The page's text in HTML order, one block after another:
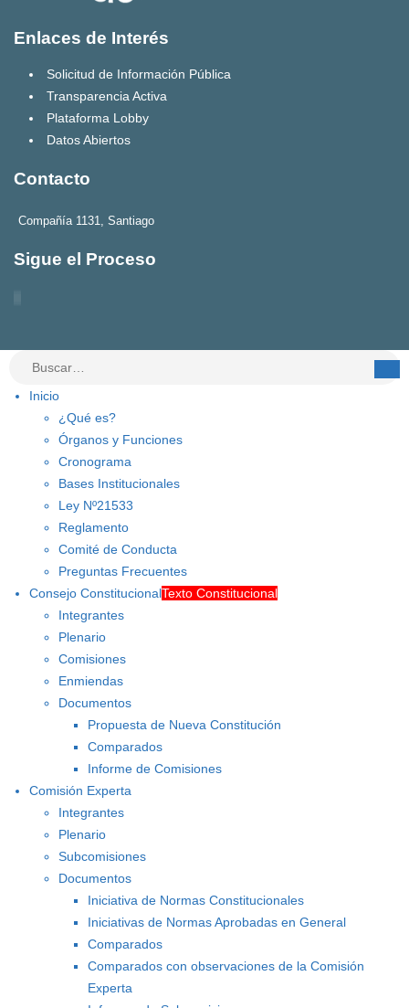
Enlaces de Interés
Solicitud de Información Pública
Transparencia Activa
Plataforma Lobby
Datos Abiertos
Contacto
Compañía 1131, Santiago
Sigue el Proceso
Inicio
¿Qué es?
Órganos y Funciones
Cronograma
Bases Institucionales
Ley Nº21533
Reglamento
Comité de Conducta
Preguntas Frecuentes
Consejo ConstitucionalTexto Constitucional
Integrantes
Plenario
Comisiones
Enmiendas
Documentos
Propuesta de Nueva Constitución
Comparados
Informe de Comisiones
Comisión Experta
Integrantes
Plenario
Subcomisiones
Documentos
Iniciativa de Normas Constitucionales
Iniciativas de Normas Aprobadas en General
Comparados
Comparados con observaciones de la Comisión
Experta